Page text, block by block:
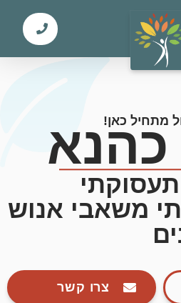
מתחיל כאן!
כהנא
תעסוקתי
משאבי אנוש
צרו קשר